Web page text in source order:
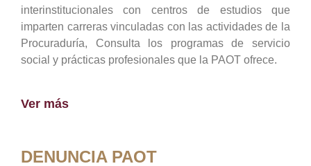
interinstitucionales con centros de estudios que
imparten carreras vinculadas con las actividades de la
Procuraduría, Consulta los programas de servicio
social y prácticas profesionales que la PAOT ofrece.
Ver más
DENUNCIA PAOT